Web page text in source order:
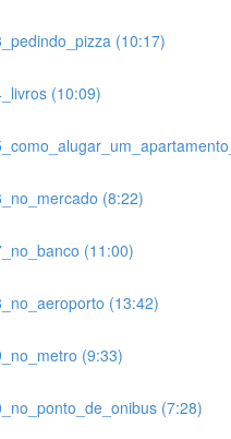
(10:17)
(10:09)
(8:22)
(11:00)
(13:42)
(9:33)
(7:28)